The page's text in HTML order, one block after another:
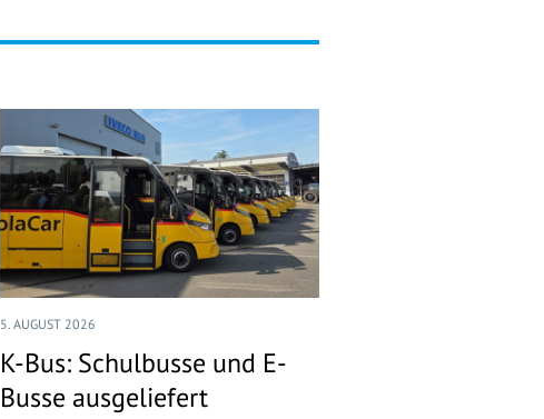
5. AUGUST 2026
K-Bus: Schulbusse und E-
Busse ausgeliefert